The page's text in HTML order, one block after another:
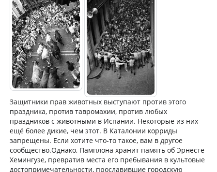
Защитники прав животных выступают против этого
праздника, против тавромахии, против любых
праздников с животными в Испании. Некоторые из них
ещё более дикие, чем этот. В Каталонии корриды
запрещены. Если хотите что-то такое, вам в другое
сообщество.Однако, Памплона хранит память об Эрнесте
Хемингуэе, превратив места его пребывания в культовые
достопримечательности, прославившие городскую